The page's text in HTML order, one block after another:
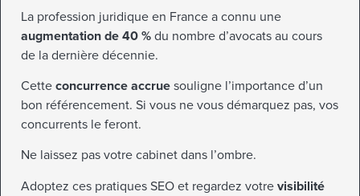
La profession juridique en France a connu une
augmentation de 40 % du nombre d’avocats au cours
de la dernière décennie.
Cette concurrence accrue souligne l’importance d’un
bon référencement. Si vous ne vous démarquez pas, vos
concurrents le feront.
Ne laissez pas votre cabinet dans l’ombre.
Adoptez ces pratiques SEO et regardez votre visibilité